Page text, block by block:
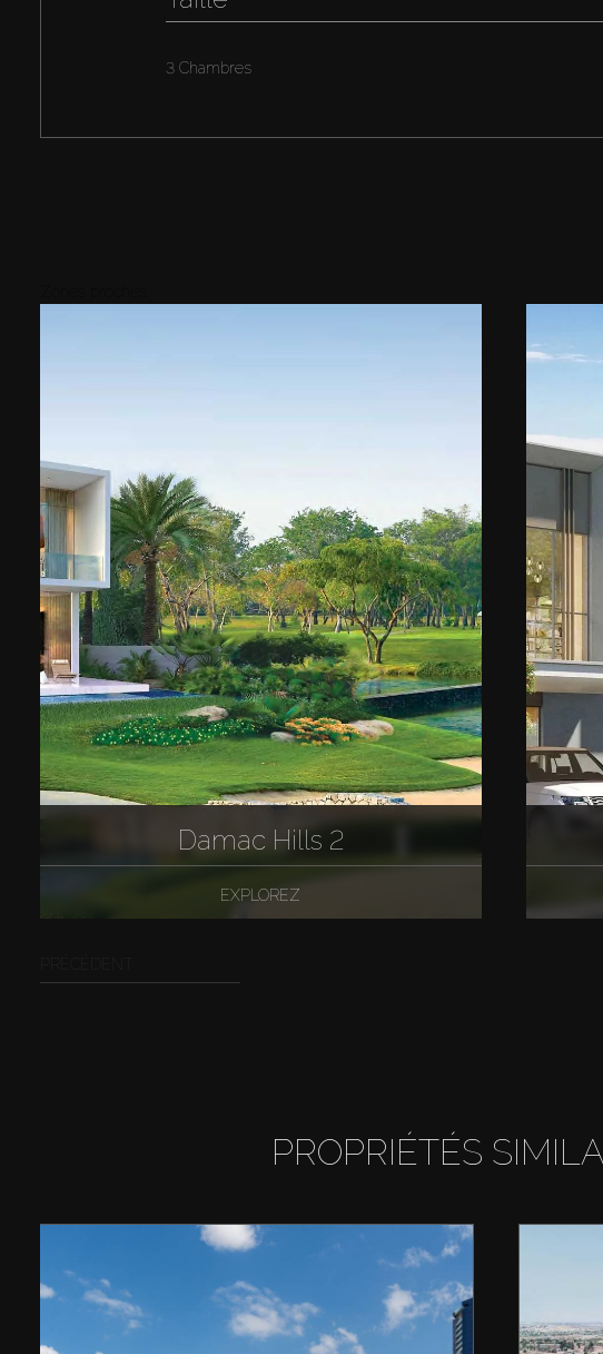
3 Chambres
Damac Hills 2
EXPLOREZ
PROPRIÉTÉS